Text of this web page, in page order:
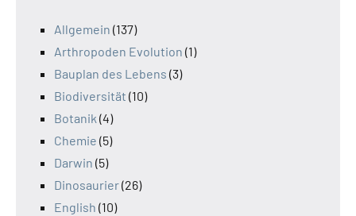
Allgemein (137)
Arthropoden Evolution (1)
Bauplan des Lebens (3)
Biodiversität (10)
Botanik (4)
Chemie (5)
Darwin (5)
Dinosaurier(26)
English (10)